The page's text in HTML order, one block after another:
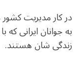
در کار مدیریت
به جوانان
زندگی شان هستند.